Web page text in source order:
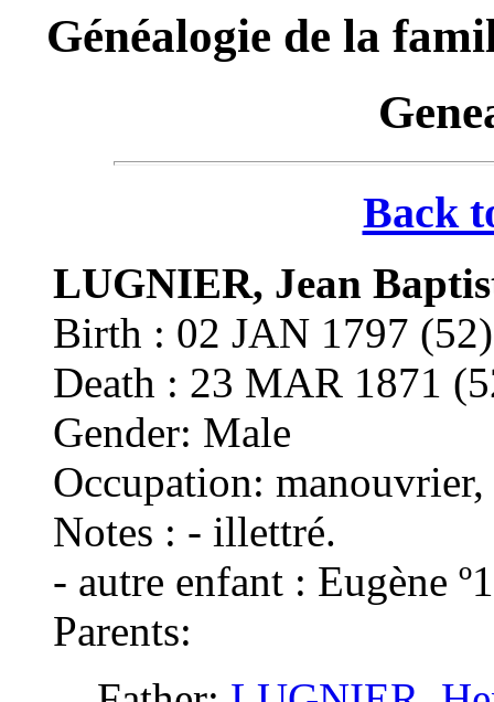
Généalogie de la
Back
LUGNIER, Jean
Birth : 02 JAN 1797
Death : 23 MAR 1871
Gender: Male
Occupation:
Notes : - illettré.
- autre enfant : Eugène
Parents: